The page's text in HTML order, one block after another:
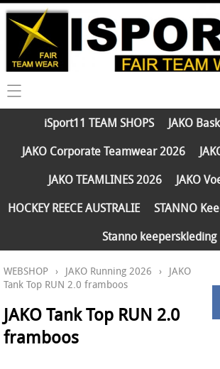
HOME
WEBSHOP
JAKO Running 2026
JAKO TEAMLINES 2026
JAKO Voetbal 2026
HOCKEY REECE AUSTRALIE
PARTNERS
Klantengroepen
CONTACT
MY ISPORT11
JAKO Matentabellen
iSport11 TEAM SHOPS
JAKO
JAKO Corporate Teamwear 2026
JAKO TEAMLINES 2026
JAKO
HOCKEY REECE AUSTRALIE
STANNO
Stanno keeperskleding
WEBSHOP › JAKO Running 2026 › JAKO
Tank Top RUN 2.0 framboos
JAKO Tank Top RUN 2.0
framboos